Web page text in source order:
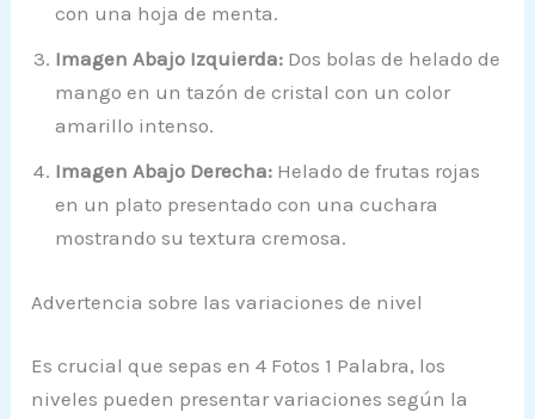
con una hoja de menta.
Imagen Abajo Izquierda: Dos bolas de helado de
mango en un tazón de cristal con un color
amarillo intenso.
Imagen Abajo Derecha: Helado de frutas rojas
en un plato presentado con una cuchara
mostrando su textura cremosa.
Advertencia sobre las variaciones de nivel
Es crucial que sepas en 4 Fotos 1 Palabra, los
niveles pueden presentar variaciones según la